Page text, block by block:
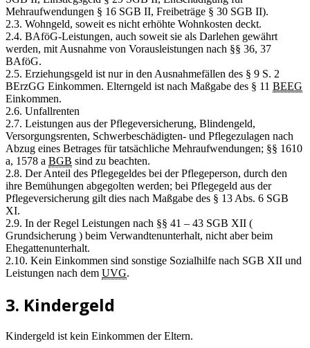
Mehraufwendungen § 16 SGB II, Freibeträge § 30 SGB II).
2.3. Wohngeld, soweit es nicht erhöhte Wohnkosten deckt.
2.4. BAföG-Leistungen, auch soweit sie als Darlehen gewährt
werden, mit Ausnahme von Vorausleistungen nach §§ 36, 37
BAföG.
2.5. Erziehungsgeld ist nur in den Ausnahmefällen des § 9 S. 2
BErzGG Einkommen. Elterngeld ist nach Maßgabe des § 11 BEEG
Einkommen.
2.6. Unfallrenten
2.7. Leistungen aus der Pflegeversicherung, Blindengeld,
Versorgungsrenten, Schwerbeschädigten- und Pflegezulagen nach
Abzug eines Betrages für tatsächliche Mehraufwendungen; §§ 1610
a, 1578 a BGB sind zu beachten.
2.8. Der Anteil des Pflegegeldes bei der Pflegeperson, durch den
ihre Bemühungen abgegolten werden; bei Pflegegeld aus der
Pflegeversicherung gilt dies nach Maßgabe des § 13 Abs. 6 SGB
XI.
2.9. In der Regel Leistungen nach §§ 41 – 43 SGB XII (
Grundsicherung ) beim Verwandtenunterhalt, nicht aber beim
Ehegattenunterhalt.
2.10. Kein Einkommen sind sonstige Sozialhilfe nach SGB XII und
Leistungen nach dem UVG.
3. Kindergeld
Kindergeld ist kein Einkommen der Eltern.